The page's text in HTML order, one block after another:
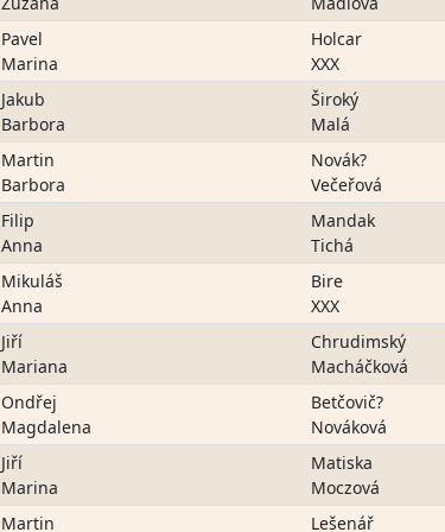
Pavel
Marina
Holcar
XXX
Jakub
Barbora
Široký
Malá
Martin
Barbora
Novák?
Večeřová
Filip
Anna
Mandak
Tichá
Mikuláš
Anna
Bire
XXX
Jiří
Mariana
Chrudimský
Macháčková
Ondřej
Magdalena
Betčovič?
Nováková
Jiří
Marina
Matiska
Moczová
Martin Lešenář